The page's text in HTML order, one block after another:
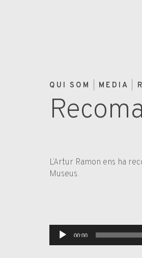
QUI SOM MEDIA
L’Artur Ramon ens ha
Museus.
Reproductor
d'àudio
00:00